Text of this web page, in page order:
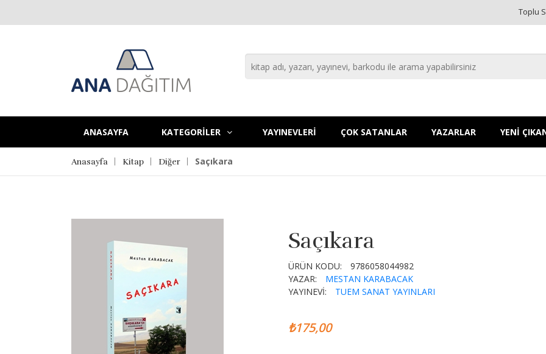
Toplu
ANASAYFA KATEGORİLER YAYINEVLERİ ÇOK SATANLAR YAZARLAR YENİ
Anasayfa Kitap Diğer Saçıkara
Saçıkara
ÜRÜN KODU:
9786058044982
YAZAR:
MESTAN KARABACAK
YAYINEVİ:
TUEM SANAT YAYINLARI
₺175,00